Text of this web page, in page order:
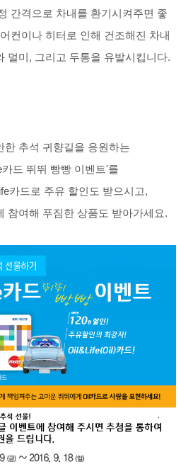
간격으로 차내를 환기시켜주면 좋
컨이나 히터로 인해 건조해진
차내
멀미 , 그리고 두통을 유발시킵니다.
한 추석 귀향길을 응원하는
카드 뛰뛰 빵빵 이벤트'를
카드로 주유 할인도 받으시고,
참여해 푸짐한 상품도 받아가세요.